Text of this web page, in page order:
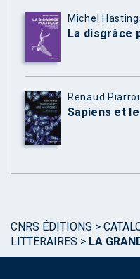
Michel
La disgrâce
Renaud
Sapiens et
CNRS ÉDITIONS >
LITTÉRAIRES > LA